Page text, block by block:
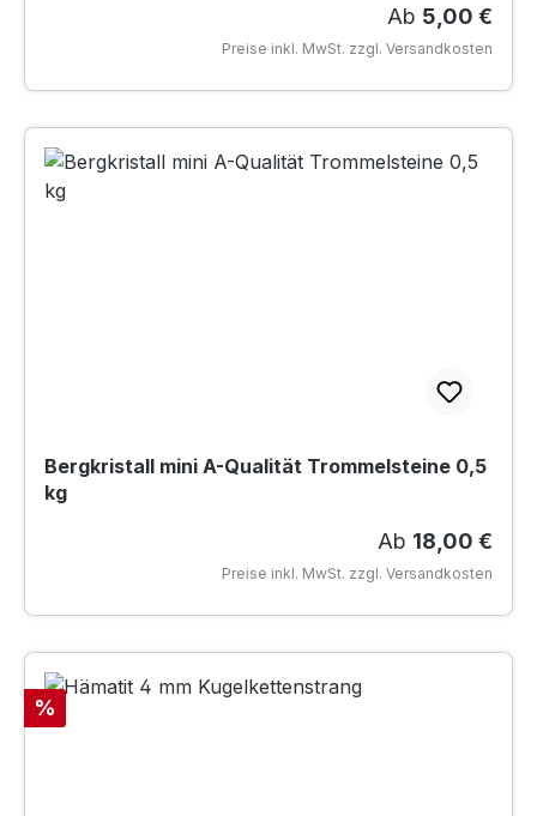
Regulärer
Ab 5,00 €
Preise inkl. MwSt. zzgl. Versandkosten
Bergkristall mini A-Qualität Trommelsteine 0,5
kg
Regulärer
Ab 18,00 €
Preise inkl. MwSt. zzgl. Versandkosten
Rabatt
%